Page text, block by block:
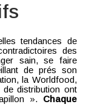
tendances de
des
sain, se faire
de prés son
la Worldfood,
distribution ont
». Chaque